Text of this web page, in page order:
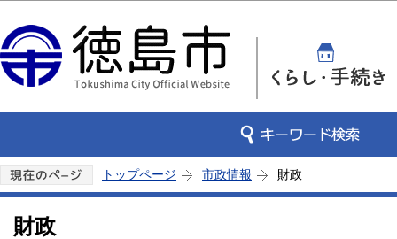
トップページ 市政情報 財政
財政